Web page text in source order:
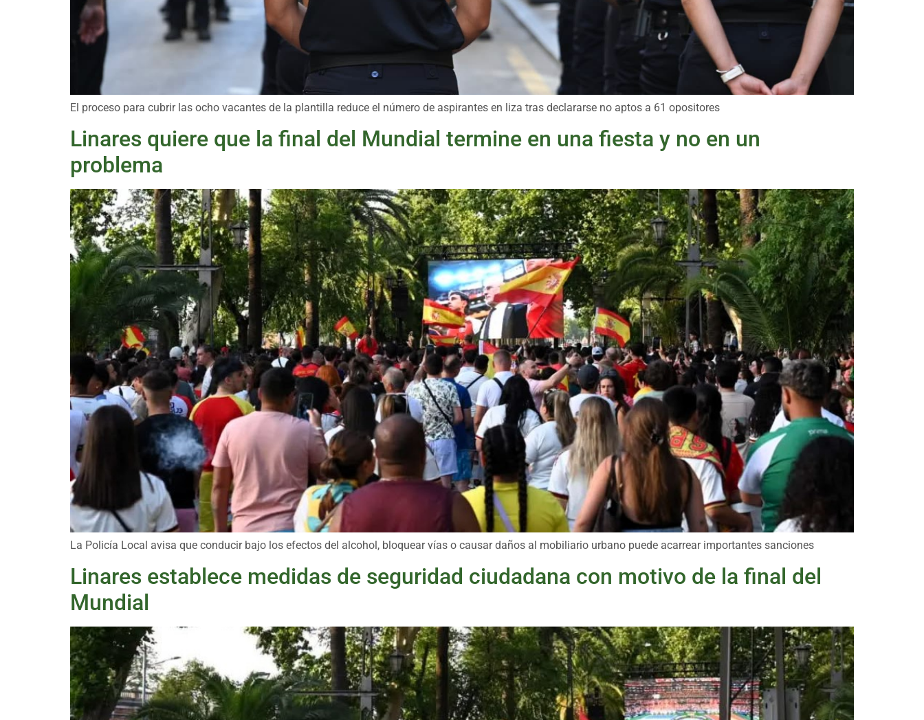
El proceso para cubrir las ocho vacantes de la plantilla reduce el número de aspirantes en liza tras declararse no aptos a 61 opositores
Linares quiere que la final del Mundial termine en una fiesta y no en un
problema
La Policía Local avisa que conducir bajo los efectos del alcohol, bloquear vías o causar daños al mobiliario urbano puede acarrear importantes sanciones
Linares establece medidas de seguridad ciudadana con motivo de la final del
Mundial